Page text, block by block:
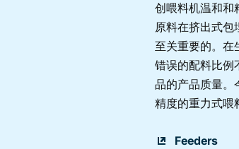
创喂料机温和和
原料在挤出式包
至关重要的。在
错误的配料比例
品的产品质量。
精度的重力式喂
Feeders